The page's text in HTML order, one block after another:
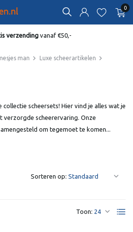
0
verzendingvanaf €50,-
man
Luxe scheerartikelen
scheersets! Hier vind je alles wat je
scheerervaring. Onze
om tegemoet te komen...
Toon:
Sorteren op: